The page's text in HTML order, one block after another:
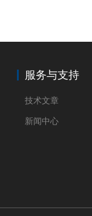
服务与支持
技术文章
新闻中心